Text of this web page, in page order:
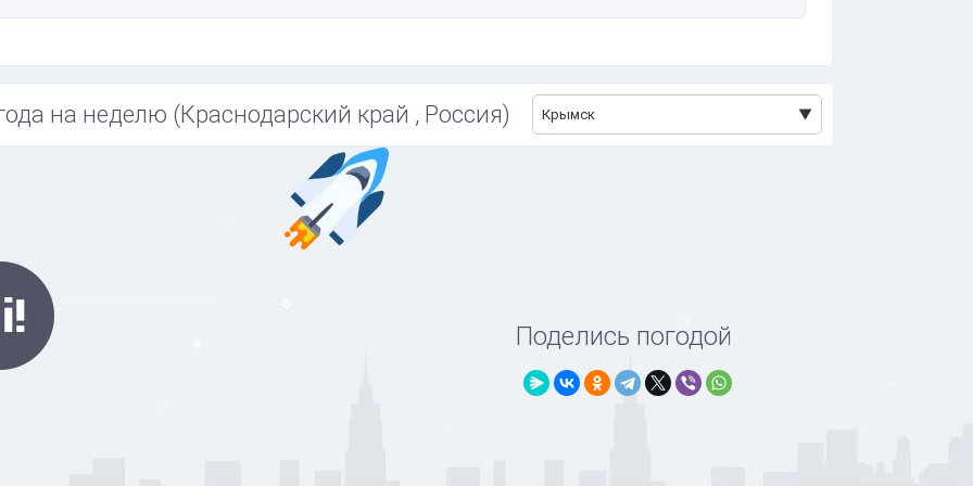
на неделю (Краснодарский край , Россия) Крымск
Поделись погодой